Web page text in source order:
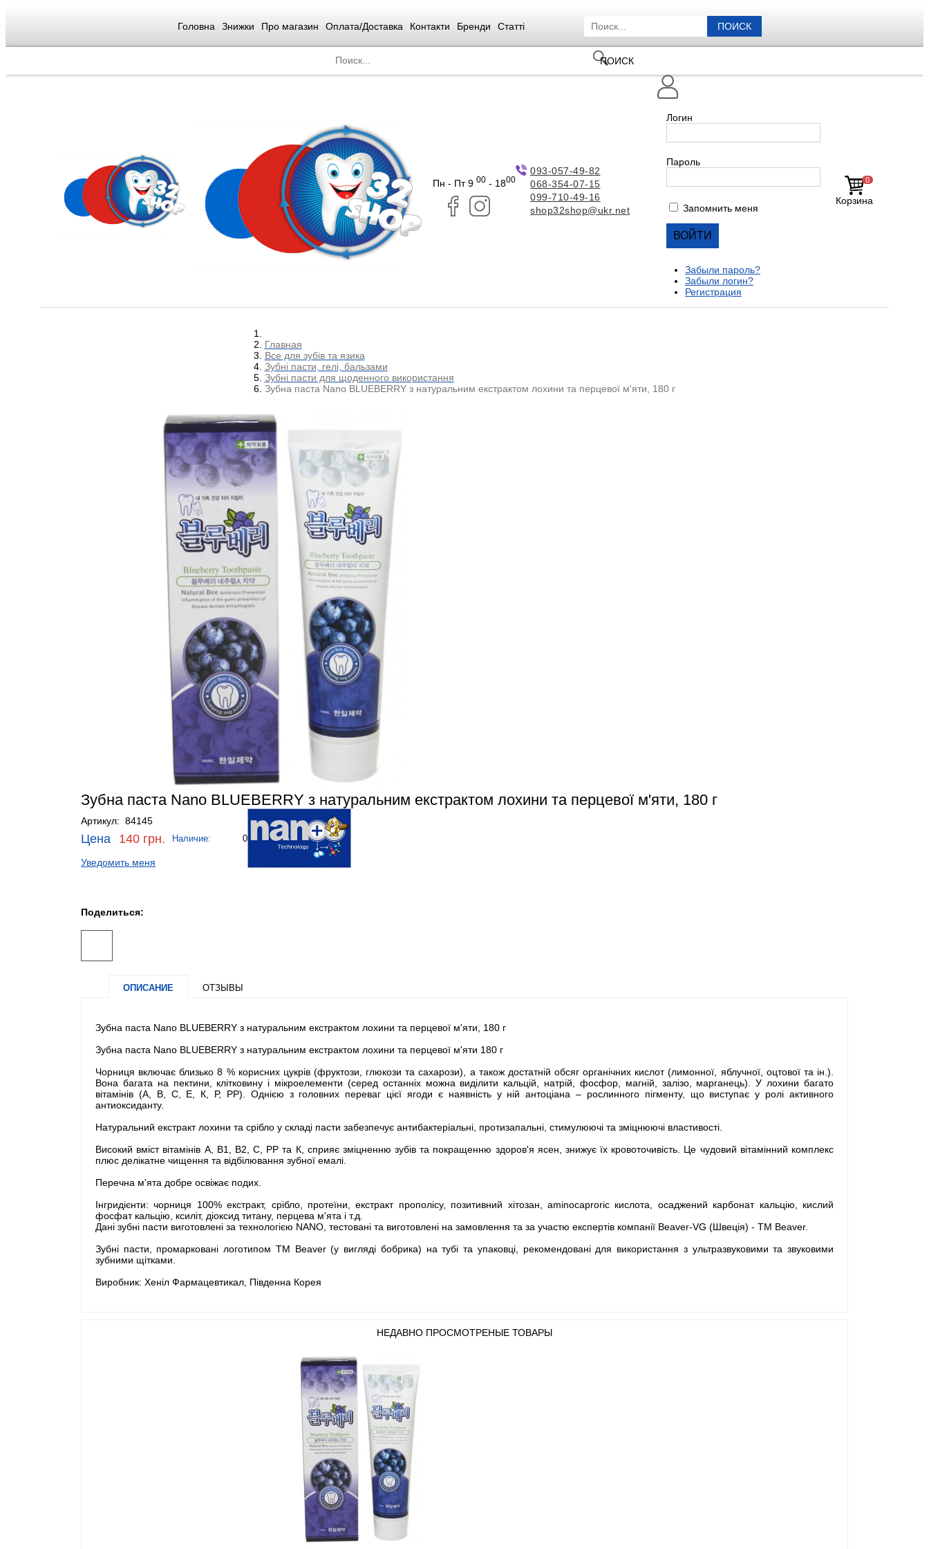
Головна Знижки Про магазин Оплата/Доставка Контакти Бренди Статті ПОИСК
ПОИСК
Пн - Пт 9 00 - 1800
093-057-49-82
068-354-07-15
099-710-49-16
shop32shop@ukr.net
0
Корзина
Логин
Пароль
Запомнить меня
Забыли пароль?
Забыли логин?
Регистрация
Главная
Все для зубів та язика
Зубні пасти, гелі, бальзами
Зубні пасти для щоденного використання
Зубна паста Nano BLUEBERRY з натуральним екстрактом лохини та перцевої м'яти, 180 г
Зубна паста Nano BLUEBERRY з натуральним екстрактом лохини та перцевої м'яти, 180 г
Артикул: 84145
Цена 140 грн. Наличие: 0
Уведомить меня
Поделиться:
ОПИСАНИЕ ОТЗЫВЫ
Зубна паста Nano BLUEBERRY з натуральним екстрактом лохини та перцевої м'яти, 180 г
Зубна паста Nano BLUEBERRY з натуральним екстрактом лохини та перцевої м'яти 180 г
Чорниця включає близько 8 % корисних цукрів (фруктози, глюкози та сахарози), а також достатній обсяг органічних кислот (лимонної, яблучної, оцтової та ін.).
Вона багата на пектини, клітковину і мікроелементи (серед останніх можна виділити кальцій, натрій, фосфор, магній, залізо, марганець). У лохини багато
вітамінів (А, В, С, Е, К, Р, РР). Однією з головних переваг цієї ягоди є наявність у ній антоціана – рослинного пігменту, що виступає у ролі активного
антиоксиданту.
Натуральний екстракт лохини та срібло у складі пасти забезпечує антибактеріальні, протизапальні, стимулюючі та зміцнюючі властивості.
Високий вміст вітамінів А, В1, В2, C, РР та К, сприяє зміцненню зубів та покращенню здоров'я ясен, знижує їх кровоточивість. Це чудовий вітамінний комплекс
плюс делікатне чищення та відбілювання зубної емалі.
Перечна м'ята добре освіжає подих.
Інгридієнти: чорниця 100% екстракт, срібло, протеїни, екстракт прополісу, позитивний хітозан, aminocaproric кислота, осаджений карбонат кальцію, кислий
фосфат кальцію, ксиліт, діоксид титану, перцева м'ята і т.д.
Дані зубні пасти виготовлені за технологією NANO, тестовані та виготовлені на замовлення та за участю експертів компанії Beaver-VG (Швеція) - TM Beaver.
Зубні пасти, промарковані логотипом ТМ Beaver (у вигляді бобрика) на тубі та упаковці, рекомендовані для використання з ультразвуковими та звуковими
зубними щітками.
Виробник: Хеніл Фармацевтикал, Південна Корея
НЕДАВНО ПРОСМОТРЕНЫЕ ТОВАРЫ